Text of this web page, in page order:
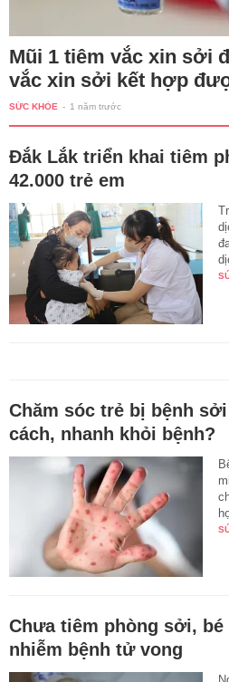
Mũi 1 tiêm vắc xin sởi
vắc xin sởi kết hợp
SỨC KHỎE - 1 năm trước
Đắk Lắk triển khai tiêm
42.000 trẻ em
Chăm sóc trẻ bị bệnh
cách, nhanh khỏi bệnh?
Chưa tiêm phòng sởi, bé
nhiễm bệnh tử vong